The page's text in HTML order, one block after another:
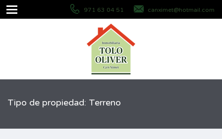
971 63 04 51 canximet@hotmail.com
Tipo de propiedad: Terreno